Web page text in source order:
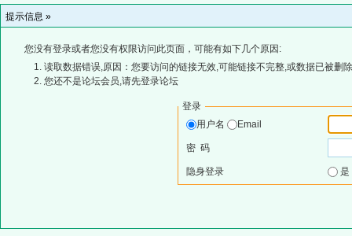
提示信息 »
您没有登录或者您没有权限访问此页面，可能有如下几个原因:
读取数据错误,原因：您要访问的链接无效,可能链接不完整,或数据已被删
您还不是论坛会员,请先登录论坛
登录
用户名
Email
密 码
隐身登录